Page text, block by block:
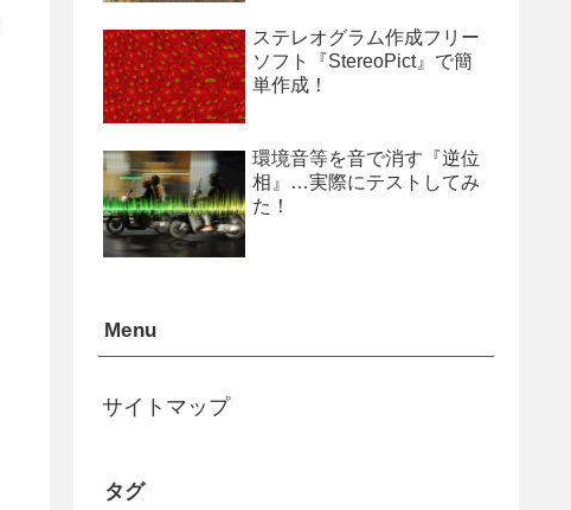
ステレオグラム作成フリー
ソフト『StereoPict』で簡
単作成！
環境音等を音で消す『逆位
相』…実際にテストしてみ
た！
Menu
サイトマップ
タグ